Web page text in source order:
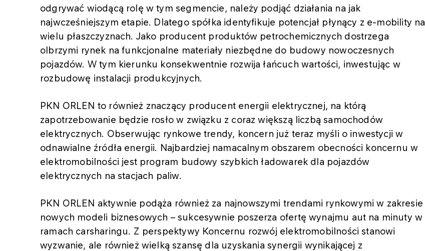
odgrywać wiodącą rolę w tym segmencie, należy podjąć działania na jak
najwcześniejszym etapie. Dlatego spółka identyfikuje potencjał płynący z e-mobility na
wielu płaszczyznach. Jako producent produktów petrochemicznych dostrzega
olbrzymi rynek na funkcjonalne materiały niezbędne do budowy nowoczesnych
pojazdów. W tym kierunku konsekwentnie rozwija łańcuch wartości, inwestując w
rozbudowę instalacji produkcyjnych.
PKN ORLEN to również znaczący producent energii elektrycznej, na którą
zapotrzebowanie będzie rosło w związku z coraz większą liczbą samochodów
elektrycznych. Obserwując rynkowe trendy, koncern już teraz myśli o inwestycji w
odnawialne źródła energii. Najbardziej namacalnym obszarem obecności koncernu w
elektromobilności jest program budowy szybkich ładowarek dla pojazdów
elektrycznych na stacjach paliw.
PKN ORLEN aktywnie podąża również za najnowszymi trendami rynkowymi w zakresie
nowych modeli biznesowych – sukcesywnie poszerza ofertę wynajmu aut na minuty w
ramach carsharingu. Z perspektywy Koncernu rozwój elektromobilności stanowi
wyzwanie, ale również wielką szansę dla uzyskania synergii wynikającej z